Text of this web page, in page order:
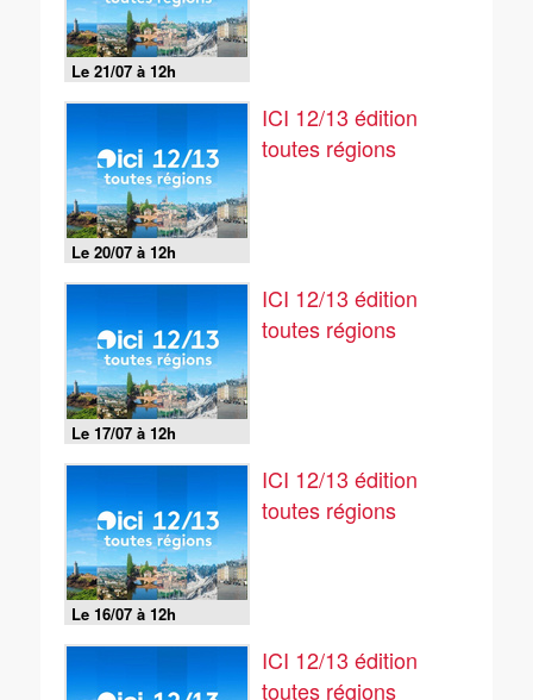
Le 21/07 à 12h
Le 20/07 à 12h
ICI 12/13 édition
toutes régions
Le 17/07 à 12h
ICI 12/13 édition
toutes régions
Le 16/07 à 12h
ICI 12/13 édition
toutes régions
ICI 12/13 édition
toutes régions